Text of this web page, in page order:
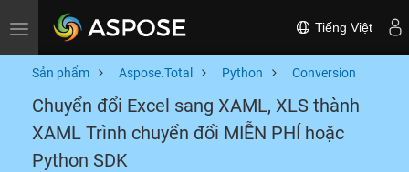
Toggle navigation Tiếng Việt
Sản phẩm Aspose.Total Python Conversion
Chuyển đổi Excel sang XAML, XLS thành
XAML Trình chuyển đổi MIỄN PHÍ hoặc
Python SDK